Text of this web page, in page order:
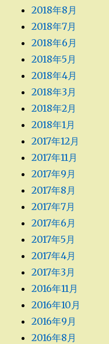
2018年8月
2018年7月
2018年6月
2018年5月
2018年4月
2018年3月
2018年2月
2018年1月
2017年12月
2017年11月
2017年9月
2017年8月
2017年7月
2017年6月
2017年5月
2017年4月
2017年3月
2016年11月
2016年10月
2016年9月
2016年8月